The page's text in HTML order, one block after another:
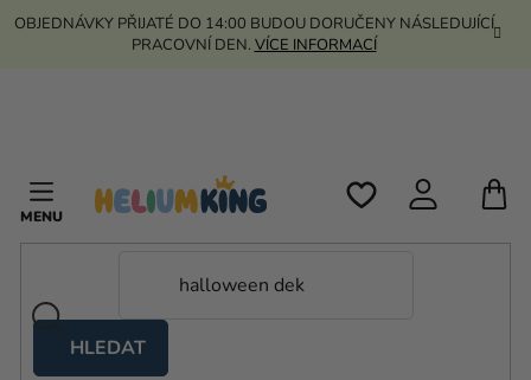
Přejít
OBJEDNÁVKY PŘIJATÉ DO 14:00 BUDOU DORUČENY NÁSLEDUJÍCÍ
PRACOVNÍ DEN. VÍCE INFORMACÍ
HLEDAT